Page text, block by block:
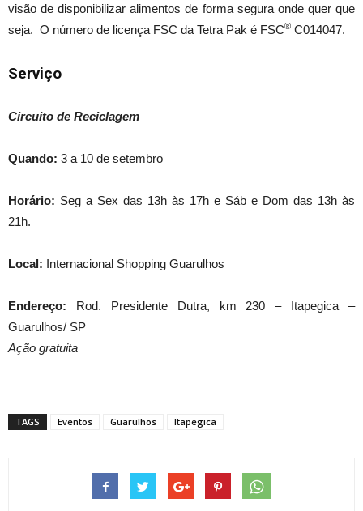
visão de disponibilizar alimentos de forma segura onde quer que
seja. O número de licença FSC da Tetra Pak é FSC® C014047.
Serviço
Circuito de Reciclagem
Quando: 3 a 10 de setembro
Horário: Seg a Sex das 13h às 17h e Sáb e Dom das 13h às
21h.
Local: Internacional Shopping Guarulhos
Endereço: Rod. Presidente Dutra, km 230 – Itapegica –
Guarulhos/ SP
Ação gratuita
TAGS Eventos Guarulhos Itapegica